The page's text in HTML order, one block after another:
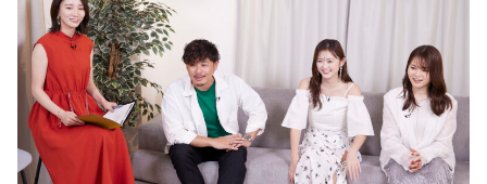
news おかえり
河合＆A.B.C-Z塚田×福井アナ「なんでやねん！？」
（news おかえり）
DAIGOも台所 ～きょうの献立 何にする？～
本日はダイアンなり！シーズン２
朝だ！生です旅サラダ